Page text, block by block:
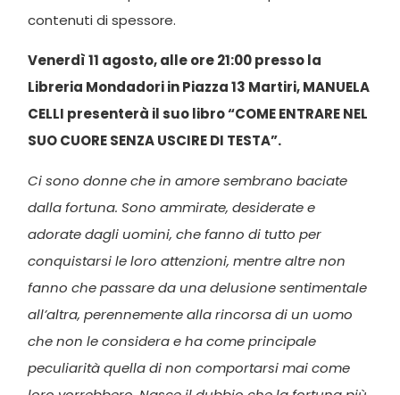
contenuti di spessore.
Venerdì 11 agosto, alle ore 21:00 presso la
Libreria Mondadori in Piazza 13 Martiri, MANUELA
CELLI presenterà il suo libro “COME ENTRARE NEL
SUO CUORE SENZA USCIRE DI TESTA”.
Ci sono donne che in amore sembrano baciate
dalla fortuna. Sono ammirate, desiderate e
adorate dagli uomini, che fanno di tutto per
conquistarsi le loro attenzioni, mentre altre non
fanno che passare da una delusione sentimentale
all’altra, perennemente alla rincorsa di un uomo
che non le considera e ha come principale
peculiarità quella di non comportarsi mai come